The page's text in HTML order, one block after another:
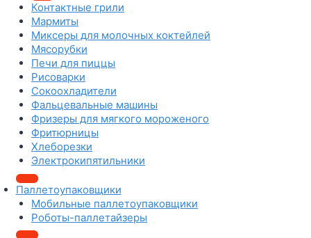
Контактные грили
Мармиты
Миксеры для молочных коктейлей
Мясорубки
Печи для пиццы
Рисоварки
Сокоохладители
Фальцевальные машины
Фризеры для мягкого мороженого
Фритюрницы
Хлеборезки
Электрокипятильники
Паллетоупаковщики
Мобильные паллетоупаковщики
Роботы-паллетайзеры